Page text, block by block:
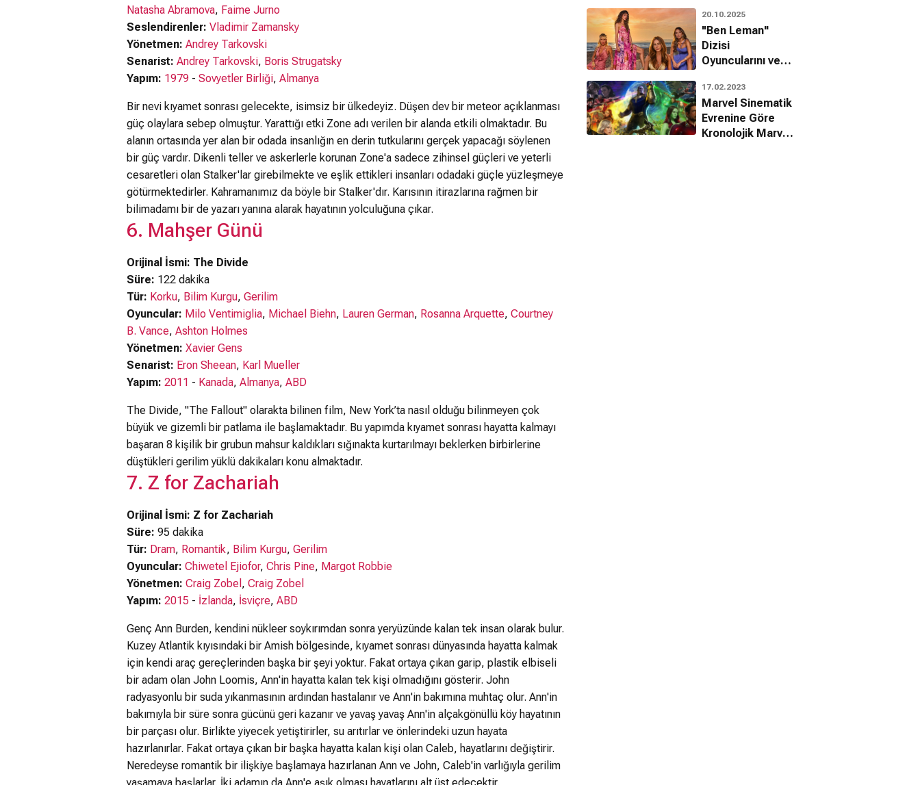
Natasha Abramova, Faime Jurno
Seslendirenler: Vladimir Zamansky
Yönetmen: Andrey Tarkovski
Senarist: Andrey Tarkovski, Boris Strugatsky
Yapım: 1979 - Sovyetler Birliği, Almanya
Bir nevi kıyamet sonrası gelecekte, isimsiz bir ülkedeyiz. Düşen dev bir meteor açıklanması
güç olaylara sebep olmuştur. Yarattığı etki Zone adı verilen bir alanda etkili olmaktadır. Bu
alanın ortasında yer alan bir odada insanlığın en derin tutkularını gerçek yapacağı söylenen
bir güç vardır. Dikenli teller ve askerlerle korunan Zone'a sadece zihinsel güçleri ve yeterli
cesaretleri olan Stalker'lar girebilmekte ve eşlik ettikleri insanları odadaki güçle yüzleşmeye
götürmektedirler. Kahramanımız da böyle bir Stalker'dır. Karısının itirazlarına rağmen bir
bilimadamı bir de yazarı yanına alarak hayatının yolculuğuna çıkar.
6. Mahşer Günü
Orijinal İsmi: The Divide
Süre: 122 dakika
Tür: Korku, Bilim Kurgu, Gerilim
Oyuncular: Milo Ventimiglia, Michael Biehn, Lauren German, Rosanna Arquette, Courtney
B. Vance, Ashton Holmes
Yönetmen: Xavier Gens
Senarist: Eron Sheean, Karl Mueller
Yapım: 2011 - Kanada, Almanya, ABD
The Divide, "The Fallout" olarakta bilinen film, New York’ta nasıl olduğu bilinmeyen çok
büyük ve gizemli bir patlama ile başlamaktadır. Bu yapımda kıyamet sonrası hayatta kalmayı
başaran 8 kişilik bir grubun mahsur kaldıkları sığınakta kurtarılmayı beklerken birbirlerine
düştükleri gerilim yüklü dakikaları konu almaktadır.
7. Z for Zachariah
Orijinal İsmi: Z for Zachariah
Süre: 95 dakika
Tür: Dram, Romantik, Bilim Kurgu, Gerilim
Oyuncular: Chiwetel Ejiofor, Chris Pine, Margot Robbie
Yönetmen: Craig Zobel , Craig Zobel
Yapım: 2015 - İzlanda, İsviçre, ABD
Genç Ann Burden, kendini nükleer soykırımdan sonra yeryüzünde kalan tek insan olarak bulur.
Kuzey Atlantik kıyısındaki bir Amish bölgesinde, kıyamet sonrası dünyasında hayatta kalmak
için kendi araç gereçlerinden başka bir şeyi yoktur. Fakat ortaya çıkan garip, plastik elbiseli
bir adam olan John Loomis, Ann'in hayatta kalan tek kişi olmadığını gösterir. John
radyasyonlu bir suda yıkanmasının ardından hastalanır ve Ann'in bakımına muhtaç olur. Ann'in
bakımıyla bir süre sonra gücünü geri kazanır ve yavaş yavaş Ann'in alçakgönüllü köy hayatının
bir parçası olur. Birlikte yiyecek yetiştirirler, su arıtırlar ve önlerindeki uzun hayata
hazırlanırlar. Fakat ortaya çıkan bir başka hayatta kalan kişi olan Caleb, hayatlarını değiştirir.
Neredeyse romantik bir ilişkiye başlamaya hazırlanan Ann ve John, Caleb'in varlığıyla gerilim
20.10.2025
"Ben Leman"
Dizisi
Oyuncularını ve
Tanıyalım!
17.02.2023
Marvel Sinematik
Evrenine Göre
Kronolojik Marvel